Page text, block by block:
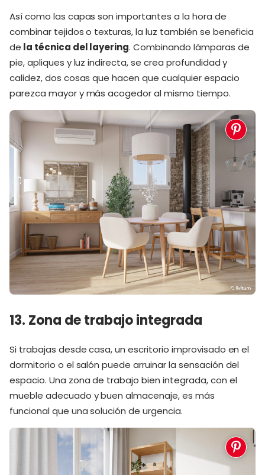
Así como las capas son importantes a la hora de
combinar tejidos o texturas, la luz también se beneficia
de la técnica del layering. Combinando lámparas de
pie, apliques y luz indirecta, se crea profundidad y
calidez, dos cosas que hacen que cualquier espacio
parezca mayor y más acogedor al mismo tiempo.
13. Zona de trabajo integrada
Si trabajas desde casa, un escritorio improvisado en el
dormitorio o el salón puede arruinar la sensación del
espacio. Una zona de trabajo bien integrada, con el
mueble adecuado y buen almacenaje, es más
funcional que una solución de urgencia.